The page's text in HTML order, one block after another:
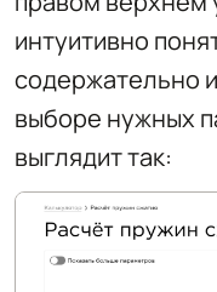
интуитивно
содержательно
выборе нужных
выглядит так: